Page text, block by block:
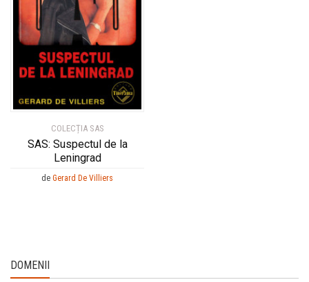
COLECȚIA SAS
SAS: Suspectul de la
Leningrad
de Gerard De Villiers
DOMENII